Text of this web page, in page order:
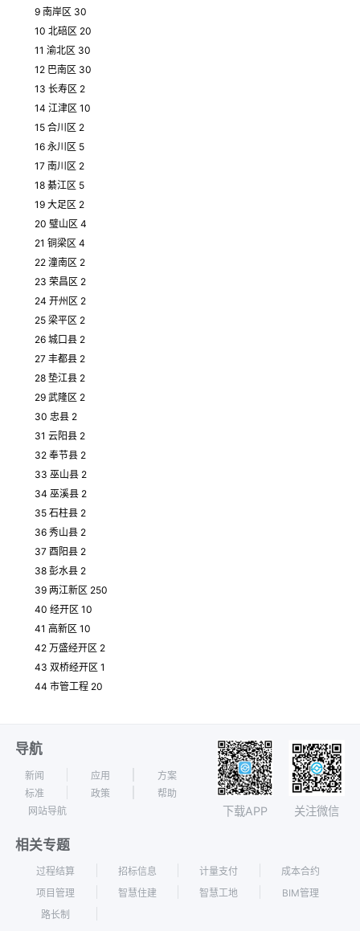
9 南岸区 30
10 北碚区 20
11 渝北区 30
12 巴南区 30
13 长寿区 2
14 江津区 10
15 合川区 2
16 永川区 5
17 南川区 2
18 綦江区 5
19 大足区 2
20 璧山区 4
21 铜梁区 4
22 潼南区 2
23 荣昌区 2
24 开州区 2
25 梁平区 2
26 城口县 2
27 丰都县 2
28 垫江县 2
29 武隆区 2
30 忠县 2
31 云阳县 2
32 奉节县 2
33 巫山县 2
34 巫溪县 2
35 石柱县 2
36 秀山县 2
37 酉阳县 2
38 彭水县 2
39 两江新区 250
40 经开区 10
41 高新区 10
42 万盛经开区 2
43 双桥经开区 1
44 市管工程 20
导航
新闻 应用
方案
标准
政策
帮助
网站导航
下载APP 关注微信
相关专题
过程结算 招标信息 计量支付
成本合约
项目管理
智慧住建 智慧工地
BIM管理
路长制